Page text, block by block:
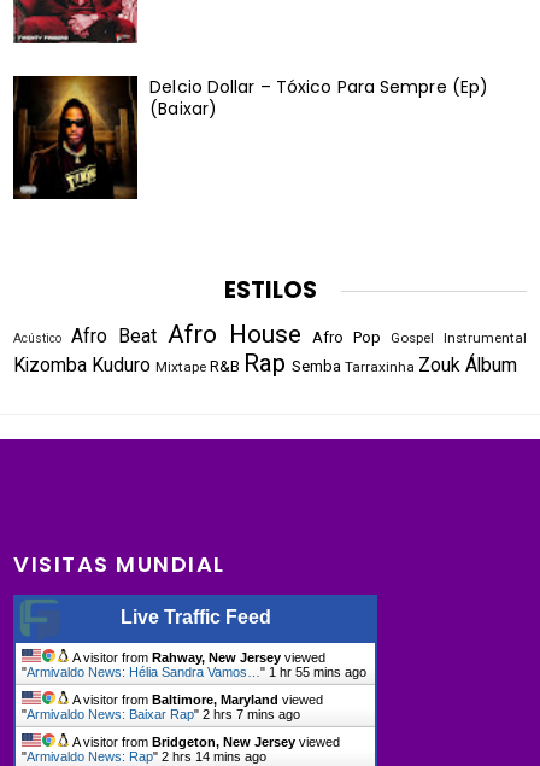
Delcio Dollar – Tóxico Para Sempre (Ep)
(Baixar)
ESTILOS
Acústico Afro Beat Afro House Afro Pop Gospel Instrumental
Kizomba Kuduro Mixtape R&B Rap Semba Tarraxinha Zouk Álbum
VISITAS MUNDIAL
Live Traffic Feed
A visitor fromRahway, New Jersey viewed
"Armivaldo News: Hélia Sandra Vamos…" 1 hr 55 mins ago
A visitor fromBaltimore, Maryland viewed
"Armivaldo News: Baixar Rap"2 hrs 7 mins ago
A visitor fromBridgeton, New Jersey viewed
"Armivaldo News: Rap"2 hrs 14 mins ago